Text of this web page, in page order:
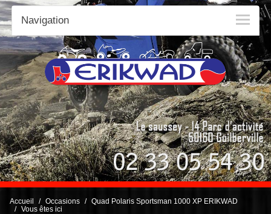
Navigation
Accueil Occasions
Quad Polaris Sportsman 1000 XP ERIKWAD
Vous êtes ici